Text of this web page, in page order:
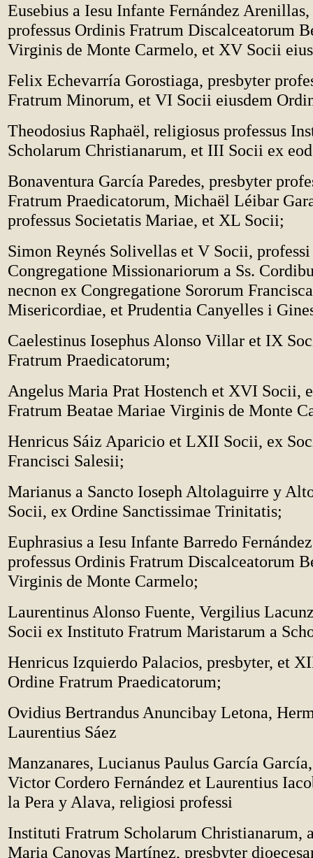
Eusebius a Iesu Infante Fernández
professus Ordinis Fratrum Discalceatorum
Virginis de Monte Carmelo, et XV Socii
Felix Echevarría Gorostiaga, presbyter
Fratrum Minorum, et VI Socii eiusdem
Theodosius Raphaël, religiosus professus
Scholarum Christianarum, et III Socii ex
Bonaventura García Paredes, presbyter
Fratrum Praedicatorum, Michaël Léibar
professus Societatis Mariae, et XL Socii;
Simon Reynés Solivellas et V Socii,
Congregatione Missionariorum a Ss.
necnon ex Congregatione Sororum
Misericordiae, et Prudentia Canyelles i
Caelestinus Iosephus Alonso Villar et IX
Fratrum Praedicatorum;
Angelus Maria Prat Hostench et XVI Socii,
Fratrum Beatae Mariae Virginis de Monte
Henricus Sáiz Aparicio et LXII Socii, ex
Francisci Salesii;
Marianus a Sancto Ioseph Altolaguirre y
Socii, ex Ordine Sanctissimae Trinitatis;
Euphrasius a Iesu Infante Barredo
professus Ordinis Fratrum Discalceatorum
Virginis de Monte Carmelo;
Laurentinus Alonso Fuente, Vergilius
Socii ex Instituto Fratrum Maristarum a
Henricus Izquierdo Palacios, presbyter, et
Ordine Fratrum Praedicatorum;
Ovidius Bertrandus Anuncibay Letona,
Laurentius Sáez
Manzanares, Lucianus Paulus García
Victor Cordero Fernández et Laurentius
la Pera y Alava, religiosi professi
Instituti Fratrum Scholarum Christianarum,
Maria Canovas Martínez, presbyter